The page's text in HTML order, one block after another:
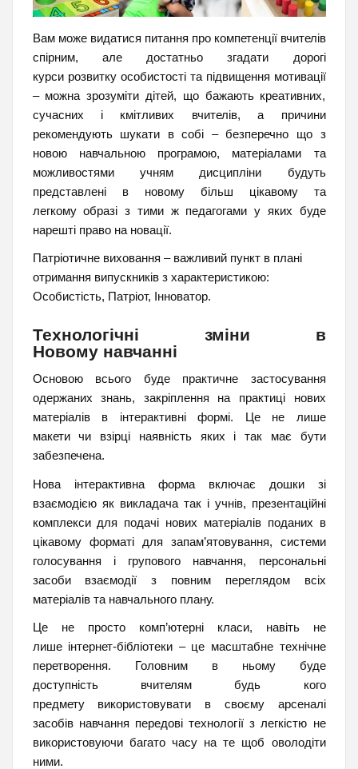
Вам може видатися питання про компетенції вчителів
спірним, але достатньо згадати дорогі
курси розвитку особистості та підвищення мотивації
– можна зрозуміти дітей, що бажають креативних,
сучасних і кмітливих вчителів, а причини
рекомендують шукати в собі – безперечно що з
новою навчальною програмою, матеріалами та
можливостями учням дисципліни будуть
представлені в новому більш цікавому та
легкому образі з тими ж педагогами у яких буде
нарешті право на новації.
Патріотичне виховання – важливий пункт в плані
отримання випускників з характеристикою:
Особистість, Патріот, Інноватор.
Технологічні зміни в
Новому навчанні
Основою всього буде практичне застосування
одержаних знань, закріплення на практиці нових
матеріалів в інтерактивні формі. Це не лише
макети чи взірці наявність яких і так має бути
забезпечена.
Нова інтерактивна форма включає дошки зі
взаємодією як викладача так і учнів, презентаційні
комплекси для подачі нових матеріалів поданих в
цікавому форматі для запам’ятовування, системи
голосування і групового навчання, персональні
засоби взаємодії з повним переглядом всіх
матеріалів та навчального плану.
Це не просто комп’ютерні класи, навіть не
лише інтернет-бібліотеки – це масштабне технічне
перетворення. Головним в ньому буде
доступність вчителям будь кого
предмету використовувати в своєму арсеналі
засобів навчання передові технології з легкістю не
використовуючи багато часу на те щоб оволодіти
ними.